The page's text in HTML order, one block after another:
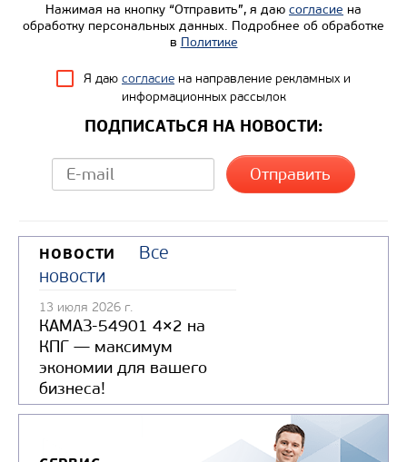
Вместимость кузова, м3
Направление разгрузки
Колесная формула
Узнать цену
Нажимая на кнопку “Отправить”, я даю согласие на
обработку персональных данных. Подробнее об обработке
в Политике
Я даю согласие на направление рекламных и
информационных рассылок
ПОДПИСАТЬСЯ НА НОВОСТИ:
НОВОСТИ
Все
новости
13 июля 2026 г.
КАМАЗ-54901 4×2 на
КПГ — максимум
экономии для вашего
бизнеса!